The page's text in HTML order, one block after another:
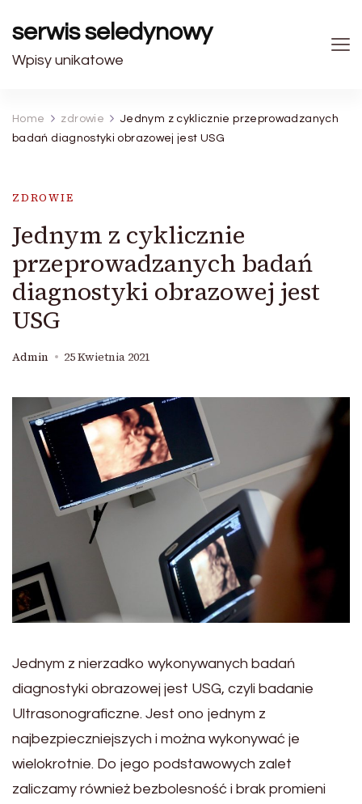
serwis seledynowy
Wpisy unikatowe
Home zdrowie
Jednym z cyklicznie przeprowadzanych
badań diagnostyki obrazowej jest USG
ZDROWIE
Jednym z cyklicznie
przeprowadzanych badań
diagnostyki obrazowej jest
USG
Admin 25 Kwietnia 2021
Jednym z nierzadko wykonywanych badań
diagnostyki obrazowej jest USG, czyli badanie
Ultrasonograficzne. Jest ono jednym z
najbezpieczniejszych i można wykonywać je
wielokrotnie. Do jego podstawowych zalet
zaliczamy również bezbolesność i brak promieni